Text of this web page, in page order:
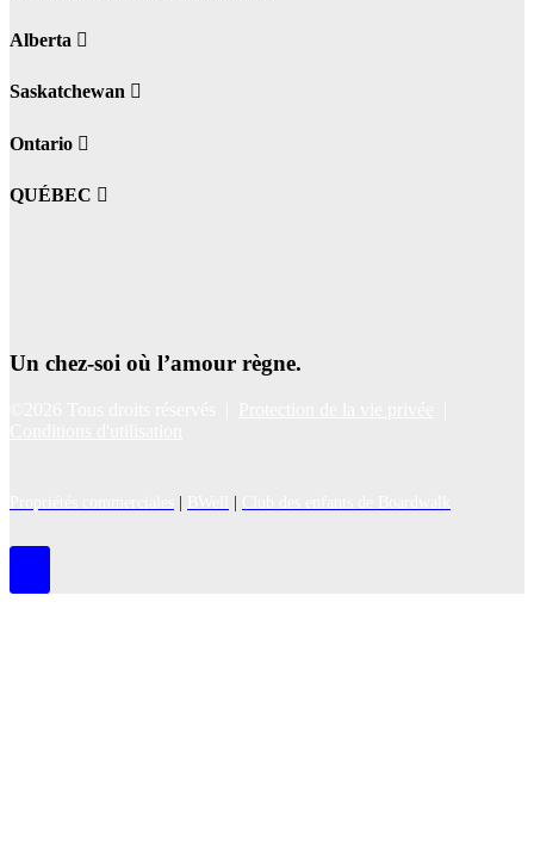
Alberta
Saskatchewan
Ontario
QUÉBEC
Un chez-soi où l’amour règne.